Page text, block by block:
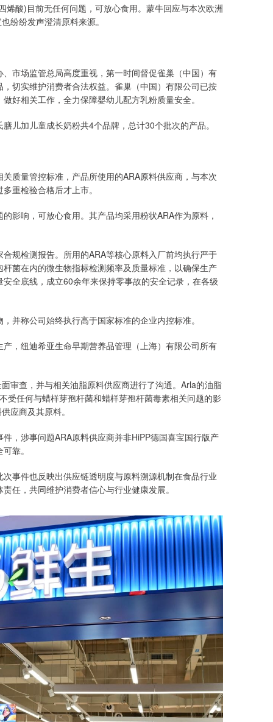
酸)目前无任何问题，可放心食用。蒙牛回应与本次欧洲
纷纷发声澄清原料来源。
市场监管总局高度重视，第一时间督促雀巢（中国）有
切实维护消费者合法权益。雀巢（中国）有限公司已按
好相关工作，全力保障婴幼儿配方乳粉质量安全。
儿加儿童成长奶粉共4个品牌，总计30个批次的产品。
质量管控标准，产品所使用的ARA原料供应商，与本次
重检验合格后才上市。
影响，可放心食用。其产品均采用粉状ARA作为原料，
规检测报告。所用的ARA等核心原料入厂前均执行严于
菌在内的微生物指标检测频率及质量标准，以确保生产
全底线，成立60余年来保持零事故的安全记录，在各级
并称公司始终执行高于国家标准的企业内控标准。
，纽迪希亚生命早期营养品管理（上海）有限公司所有
审查，并与相关油脂原料供应商进行了沟通。Arla的油脂
受任何与蜡样芽孢杆菌和蜡样芽孢杆菌毒素相关问题的影
应商及其原料。
，涉事问题ARA原料供应商并非HiPP德国喜宝国行版产
靠。
事件也反映出供应链透明度与原料溯源机制在食品行业
任，共同维护消费者信心与行业健康发展。